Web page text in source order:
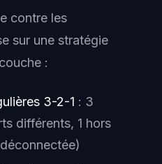
contre les
sur une stratégie
:
3-2-1 : 3
différents, 1 hors